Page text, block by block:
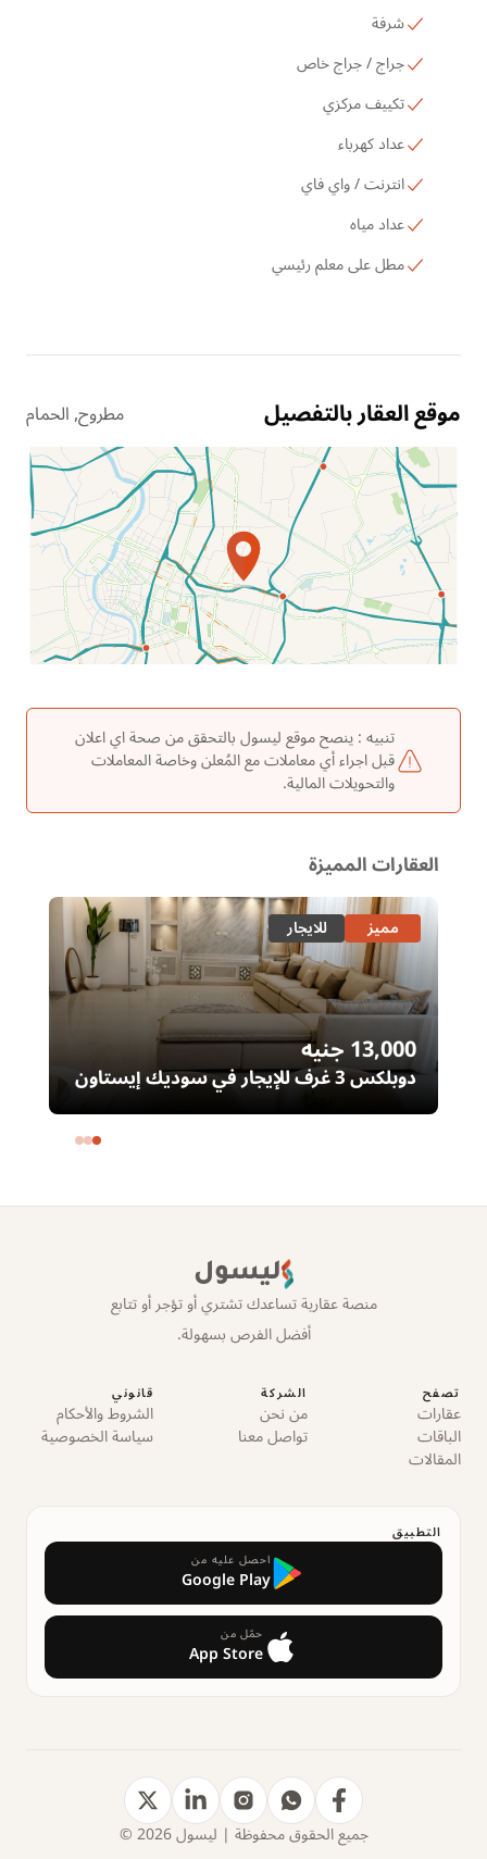
شرفة
جراج / جراج خاص
تكييف مركزي
عداد كهرباء
انترنت / واي فاي
عداد مياه
مطل على معلم رئيسي
موقع العقار بالتفصيل مطروح, الحمام
الموقع عل الخريطة
تنبيه : ينصح موقع ليسول بالتحقق من صحة اي اعلان
قبل اجراء أي معاملات مع المُعلن وخاصة المعاملات
والتحويلات المالية.
العقارات المميزة
مميز للايجار
13,000جنيه
دوبلكس 3 غرف للإيجار في سوديك إيستاون
– التجمع الخامس | غرفة ناني
ليسول
منصة عقارية تساعدك تشتري أو تؤجر أو تتابع
أفضل الفرص بسهولة.
تصفح
عقارات
الباقات
المقالات
الشركة
من نحن
تواصل معنا
قانوني
الشروط والأحكام
سياسة الخصوصية
التطبيق
احصل عليه من
Google Play
حمّل من
App Store
جميع الحقوق محفوظة | ليسول 2026 ©